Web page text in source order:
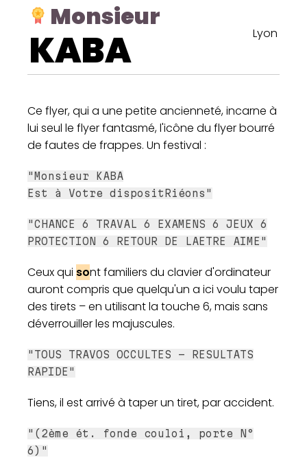
Monsieur
KABA Lyon
Ce flyer, qui a une petite ancienneté, incarne à
lui seul le flyer fantasmé, l'icône du flyer bourré
de fautes de frappes. Un festival :
"Monsieur KABA
Est à Votre dispositRiéons"
"CHANCE 6 TRAVAL 6 EXAMENS 6 JEUX 6
PROTECTION 6 RETOUR DE LAETRE AIME"
Ceux qui sont familiers du clavier d'ordinateur
auront compris que quelqu'un a ici voulu taper
des tirets – en utilisant la touche 6, mais sans
déverrouiller les majuscules.
"TOUS TRAVOS OCCULTES - RESULTATS
RAPIDE"
Tiens, il est arrivé à taper un tiret, par accident.
"(2ème ét. fonde couloi, porte N°
6)"